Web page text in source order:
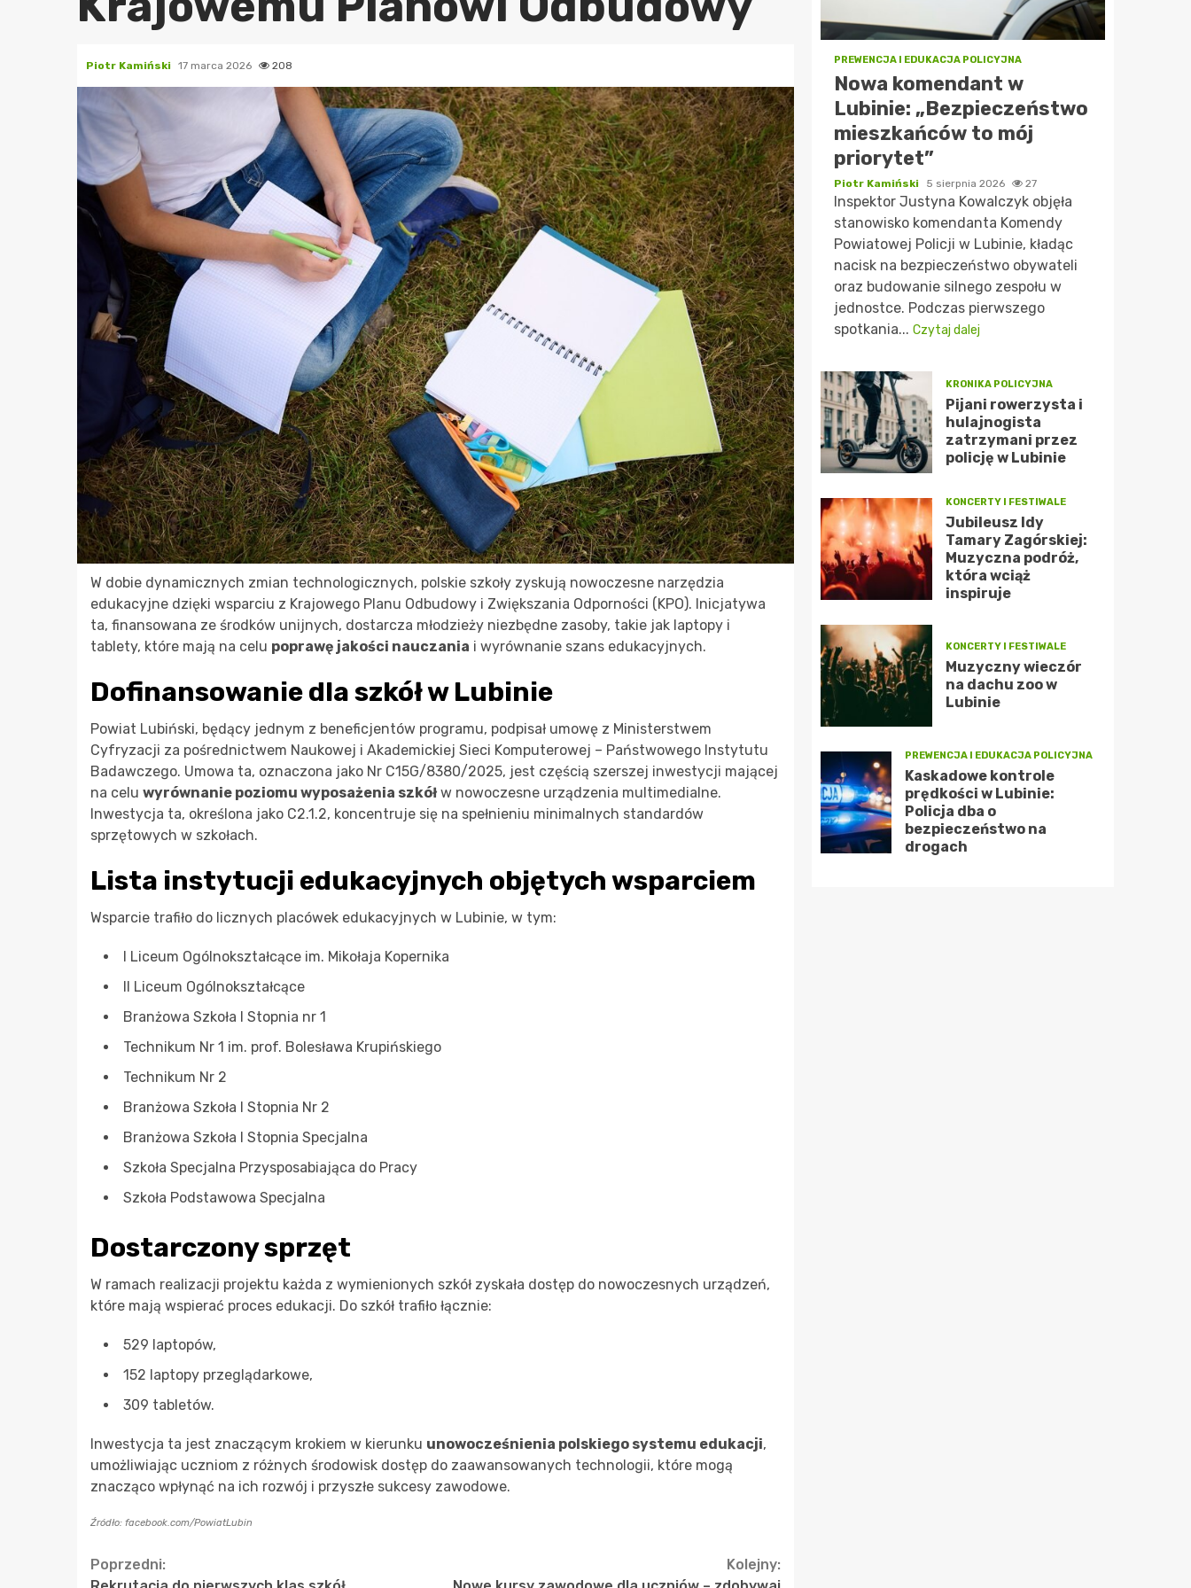
Piotr Kamiński 17 marca 2026 208
W dobie dynamicznych zmian technologicznych, polskie szkoły zyskują nowoczesne narzędzia
edukacyjne dzięki wsparciu z Krajowego Planu Odbudowy i Zwiększania Odporności (KPO). Inicjatywa
ta, finansowana ze środków unijnych, dostarcza młodzieży niezbędne zasoby, takie jak laptopy i
tablety, które mają na celu poprawę jakości nauczania i wyrównanie szans edukacyjnych.
Dofinansowanie dla szkół w Lubinie
Powiat Lubiński, będący jednym z beneficjentów programu, podpisał umowę z Ministerstwem
Cyfryzacji za pośrednictwem Naukowej i Akademickiej Sieci Komputerowej – Państwowego Instytutu
Badawczego. Umowa ta, oznaczona jako Nr C15G/8380/2025, jest częścią szerszej inwestycji mającej
na celu wyrównanie poziomu wyposażenia szkół w nowoczesne urządzenia multimedialne.
Inwestycja ta, określona jako C2.1.2, koncentruje się na spełnieniu minimalnych standardów
sprzętowych w szkołach.
Lista instytucji edukacyjnych objętych wsparciem
Wsparcie trafiło do licznych placówek edukacyjnych w Lubinie, w tym:
I Liceum Ogólnokształcące im. Mikołaja Kopernika
II Liceum Ogólnokształcące
Branżowa Szkoła I Stopnia nr 1
Technikum Nr 1 im. prof. Bolesława Krupińskiego
Technikum Nr 2
Branżowa Szkoła I Stopnia Nr 2
Branżowa Szkoła I Stopnia Specjalna
Szkoła Specjalna Przysposabiająca do Pracy
Szkoła Podstawowa Specjalna
Dostarczony sprzęt
W ramach realizacji projektu każda z wymienionych szkół zyskała dostęp do nowoczesnych urządzeń,
które mają wspierać proces edukacji. Do szkół trafiło łącznie:
529 laptopów,
152 laptopy przeglądarkowe,
309 tabletów.
Inwestycja ta jest znaczącym krokiem w kierunku unowocześnienia polskiego systemu edukacji,
umożliwiając uczniom z różnych środowisk dostęp do zaawansowanych technologii, które mogą
znacząco wpłynąć na ich rozwój i przyszłe sukcesy zawodowe.
Źródło: facebook.com/PowiatLubin
Continue
Poprzedni:
Kolejny:
PREWENCJA I EDUKACJA POLICYJNA
Nowa komendant w
Lubinie: „Bezpieczeństwo
mieszkańców to mój
priorytet”
Piotr Kamiński 5 sierpnia 2026 27
Inspektor Justyna Kowalczyk objęła
stanowisko komendanta Komendy
Powiatowej Policji w Lubinie, kładąc
nacisk na bezpieczeństwo obywateli
oraz budowanie silnego zespołu w
jednostce. Podczas pierwszego
spotkania... Czytaj dalej
KRONIKA POLICYJNA
Pijani rowerzysta i
hulajnogista
zatrzymani przez
policję w Lubinie
KONCERTY I FESTIWALE
Jubileusz Idy
Tamary Zagórskiej:
Muzyczna podróż,
która wciąż
inspiruje
KONCERTY I FESTIWALE
Muzyczny wieczór
na dachu zoo w
Lubinie
PREWENCJA I EDUKACJA POLICYJNA
Kaskadowe kontrole
prędkości w Lubinie:
Policja dba o
bezpieczeństwo na
drogach